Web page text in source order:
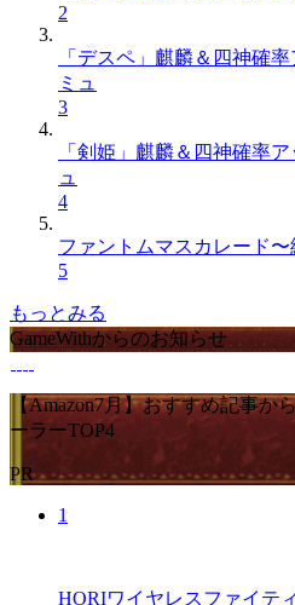
2
「デスペ」麒麟＆四神確
ミュ
3
「剣姫」麒麟＆四神確率
ュ
4
ファントムマスカレード
5
もっとみる
GameWithからのお知らせ
【Amazon7月】おすすめ記事か
ーラーTOP4
PR
1
HORIワイヤレスファイテ